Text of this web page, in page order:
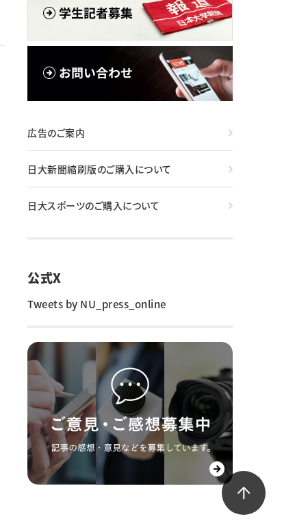
広告のご案内
日大新聞縮刷版のご購入について
日大スポーツのご購入について
公式X
Tweets by NU_press_online